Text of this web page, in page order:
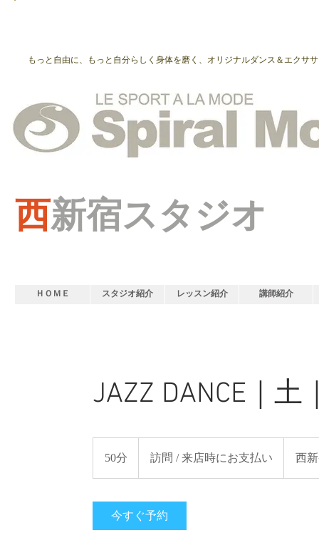
もっと自由に、もっと自分らしく身体を磨く、オリジナルダンス＆エクサ
西新宿スタジオ
ＨＯＭＥ スタジオ紹介 レッスン紹介 講師紹介
JAZZ DANCE｜
50分
店
に
お
支
払
訪問 / 来店時にお支払い 西
今すぐ予約